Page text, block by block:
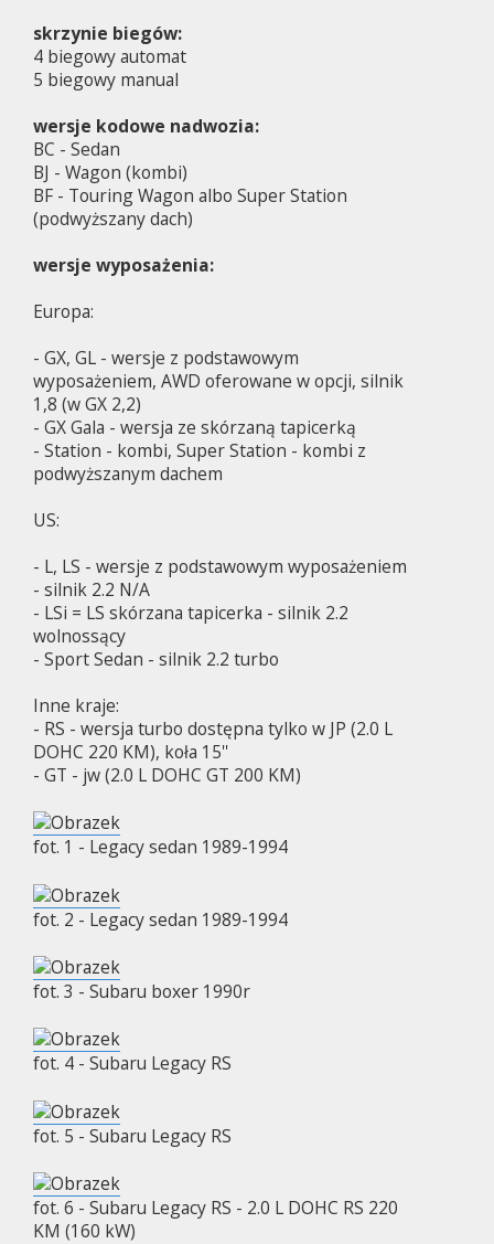
skrzynie biegów:
4 biegowy automat
5 biegowy manual
wersje kodowe nadwozia:
BC - Sedan
BJ - Wagon (kombi)
BF - Touring Wagon albo Super Station
(podwyższany dach)
wersje wyposażenia:
Europa:
- GX, GL - wersje z podstawowym
wyposażeniem, AWD oferowane w opcji, silnik
1,8 (w GX 2,2)
- GX Gala - wersja ze skórzaną tapicerką
- Station - kombi, Super Station - kombi z
podwyższanym dachem
US:
- L, LS - wersje z podstawowym wyposażeniem
- silnik 2.2 N/A
- LSi = LS skórzana tapicerka - silnik 2.2
wolnossący
- Sport Sedan - silnik 2.2 turbo
Inne kraje:
- RS - wersja turbo dostępna tylko w JP (2.0 L
DOHC 220 KM), koła 15''
- GT - jw (2.0 L DOHC GT 200 KM)
fot. 1 - Legacy sedan 1989-1994
fot. 2 - Legacy sedan 1989-1994
fot. 3 - Subaru boxer 1990r
fot. 4 - Subaru Legacy RS
fot. 5 - Subaru Legacy RS
fot. 6 - Subaru Legacy RS - 2.0 L DOHC RS 220
KM (160 kW)